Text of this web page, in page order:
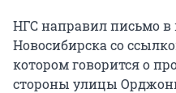
НГС направил письмо в
Новосибирска со
котором говорится о
стороны улицы